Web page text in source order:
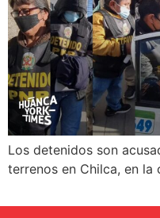
Los detenidos son
terrenos en Chilca, en la